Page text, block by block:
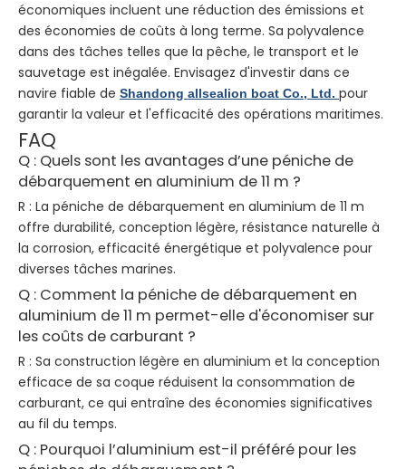
économiques incluent une réduction des émissions et
des économies de coûts à long terme. Sa polyvalence
dans des tâches telles que la pêche, le transport et le
sauvetage est inégalée. Envisagez d'investir dans ce
navire fiable de Shandong allsealion boat Co., Ltd. pour
garantir la valeur et l'efficacité des opérations maritimes.
FAQ
Q : Quels sont les avantages d’une péniche de
débarquement en aluminium de 11 m ?
R : La péniche de débarquement en aluminium de 11 m
offre durabilité, conception légère, résistance naturelle à
la corrosion, efficacité énergétique et polyvalence pour
diverses tâches marines.
Q : Comment la péniche de débarquement en
aluminium de 11 m permet-elle d'économiser sur
les coûts de carburant ?
R : Sa construction légère en aluminium et la conception
efficace de sa coque réduisent la consommation de
carburant, ce qui entraîne des économies significatives
au fil du temps.
Q : Pourquoi l’aluminium est-il préféré pour les